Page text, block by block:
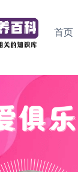
首页